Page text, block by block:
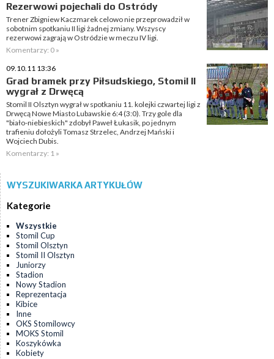
Rezerwowi pojechali do Ostródy
Trener Zbigniew Kaczmarek celowo nie przeprowadził w
sobotnim spotkaniu II ligi żadnej zmiany. Wszyscy
rezerwowi zagrają w Ostródzie w meczu IV ligi.
Komentarzy: 0 »
09.10.11 13:36
Grad bramek przy Piłsudskiego, Stomil II
wygrał z Drwęcą
Stomil II Olsztyn wygrał w spotkaniu 11. kolejki czwartej ligi z
Drwęcą Nowe Miasto Lubawskie 6:4 (3:0). Trzy gole dla
"biało-niebieskich" zdobył Paweł Łukasik, po jednym
trafieniu dołożyli Tomasz Strzelec, Andrzej Mański i
Wojciech Dubis.
Komentarzy: 1 »
WYSZUKIWARKA ARTYKUŁÓW
Kategorie
Wszystkie
Stomil Cup
Stomil Olsztyn
Stomil II Olsztyn
Juniorzy
Stadion
Nowy Stadion
Reprezentacja
Kibice
Inne
OKS Stomilowcy
MOKS Stomil
Koszykówka
Kobiety